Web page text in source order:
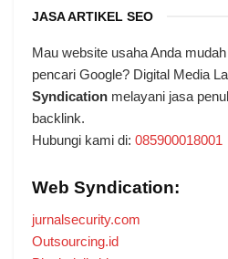
JASA ARTIKEL SEO
Mau website usaha Anda
pencari Google? Digital Media
Syndication melayani jasa
backlink.
Hubungi kami di: 085900018001
Web Syndication:
jurnalsecurity.com
Outsourcing.id